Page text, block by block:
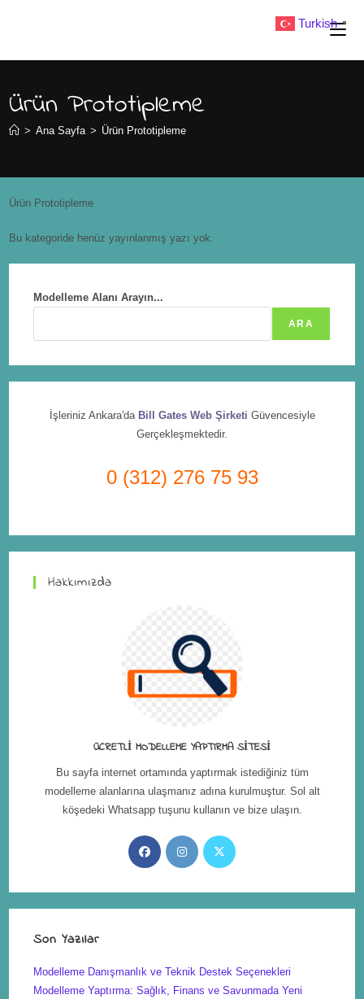
Ürün Prototipleme
> Ana Sayfa > Ürün Prototipleme
Ürün Prototipleme
Bu kategoride henüz yayınlanmış yazı yok.
Modelleme Alanı Arayın...
ARA
İşleriniz Ankara'da Bill Gates Web Şirketi Güvencesiyle
Gerçekleşmektedir.
0 (312) 276 75 93
Hakkımızda
ÜCRETLI MODELLEME YAPTIRMA SITESI
Bu sayfa internet ortamında yaptırmak istediğiniz tüm
modelleme alanlarına ulaşmanız adına kurulmuştur. Sol alt
köşedeki Whatsapp tuşunu kullanın ve bize ulaşın.
Son Yazılar
Modelleme Danışmanlık ve Teknik Destek Seçenekleri
Modelleme Yaptırma: Sağlık, Finans ve Savunmada Yeni
Turkish ▼